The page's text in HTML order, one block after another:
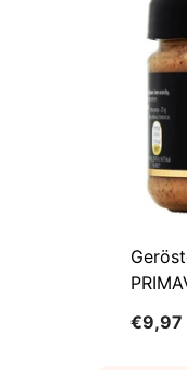
€9,97